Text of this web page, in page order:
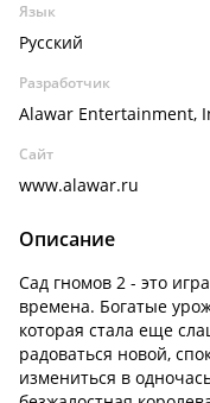
Язык
Русский
Разработчик
Alawar Entertainment,
Сайт
www.alawar.ru
Описание
Сад гномов 2 - это
времена. Богатые
которая стала еще
радоваться новой,
измениться в